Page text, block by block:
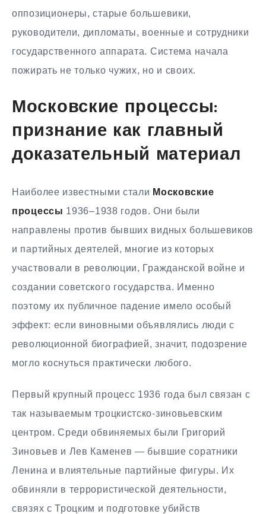
оппозиционеры, старые большевики,
руководители, дипломаты, военные и сотрудники
государственного аппарата. Система начала
пожирать не только чужих, но и своих.
Московские процессы:
признание как главный
доказательный материал
Наиболее известными стали Московские
процессы 1936–1938 годов. Они были
направлены против бывших видных большевиков
и партийных деятелей, многие из которых
участвовали в революции, Гражданской войне и
создании советского государства. Именно
поэтому их публичное падение имело особый
эффект: если виновными объявлялись люди с
революционной биографией, значит, подозрение
могло коснуться практически любого.
Первый крупный процесс 1936 года был связан с
так называемым троцкистско-зиновьевским
центром. Среди обвиняемых были Григорий
Зиновьев и Лев Каменев — бывшие соратники
Ленина и влиятельные партийные фигуры. Их
обвиняли в террористической деятельности,
связях с Троцким и подготовке убийств